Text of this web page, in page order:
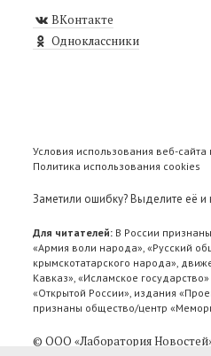
ВКонтакте
Одноклассники
Условия использования веб-
Политика использования cookies
Заметили ошибку? Выделите её и
Для читателей: В России
«Армия воли народа», «Русский
крымскотатарского народа»,
Кавказ», «Исламское
«Открытой России», издания
признаны общество/центр
© ООО «Лаборатория